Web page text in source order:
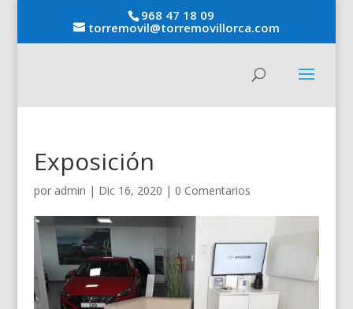
968 47 18 09
torremovil@torremovillorca.com
Exposición
por admin | Dic 16, 2020 | 0 Comentarios